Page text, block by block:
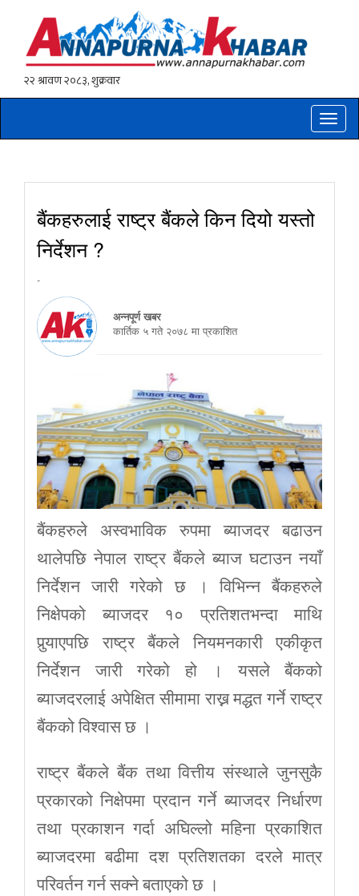
Toggle
बैंकहरुलाई राष्ट्र बैंकले किन दियो यस्तो
निर्देशन ?
-
अन्नपूर्ण खबर
कार्तिक ५ गते २०७८ मा प्रकाशित
बैंकहरुले अस्वभाविक रुपमा ब्याजदर बढाउन
थालेपछि नेपाल राष्ट्र बैंकले ब्याज घटाउन नयाँ
निर्देशन जारी गरेको छ । विभिन्न बैंकहरुले
निक्षेपको ब्याजदर १० प्रतिशतभन्दा माथि
पुर्‍याएपछि राष्ट्र बैंकले नियमनकारी एकीकृत
निर्देशन जारी गरेको हो । यसले बैंकको
ब्याजदरलाई अपेक्षित सीमामा राख्न मद्धत गर्ने राष्ट्र
बैंकको विश्वास छ ।
राष्ट्र बैंकले बैंक तथा वित्तीय संस्थाले जुनसुकै
प्रकारको निक्षेपमा प्रदान गर्ने ब्याजदर निर्धारण
तथा प्रकाशन गर्दा अघिल्लो महिना प्रकाशित
ब्याजदरमा बढीमा दश प्रतिशतका दरले मात्र
परिवर्तन गर्न सक्ने बताएको छ ।